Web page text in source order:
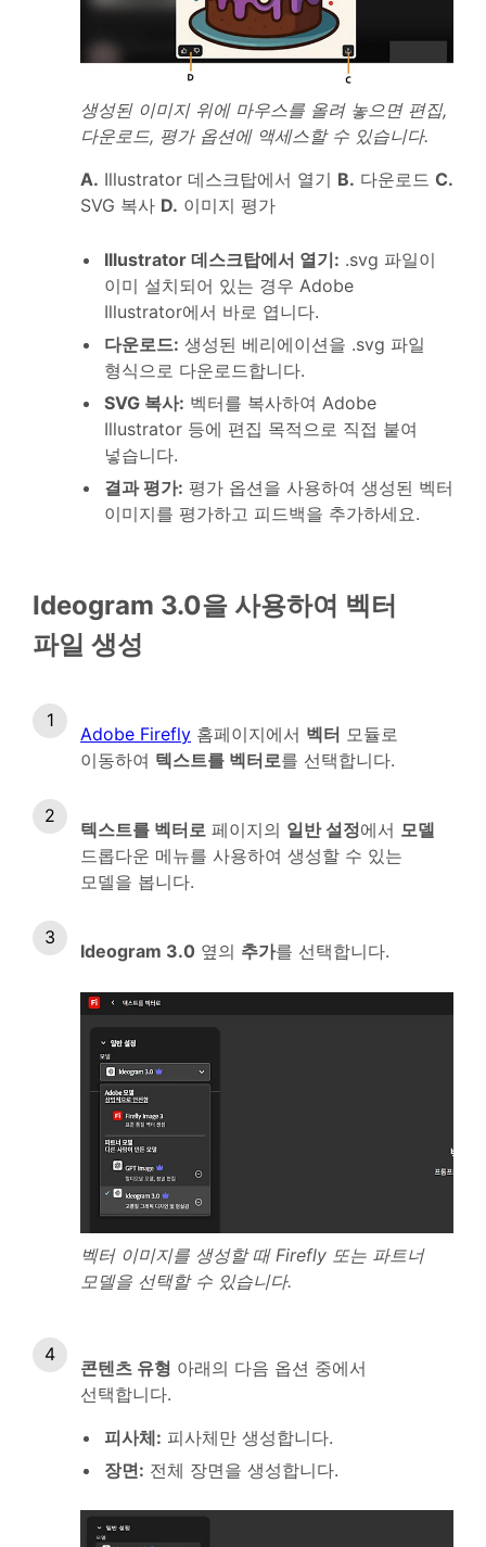
생성된 이미지 위에 마우스를 올려 놓으면 편집,
다운로드, 평가 옵션에 액세스할 수 있습니다.
A. Illustrator 데스크탑에서 열기 B. 다운로드 C.
SVG 복사 D. 이미지 평가
Illustrator 데스크탑에서 열기: .svg 파일이
이미 설치되어 있는 경우 Adobe
Illustrator에서 바로 엽니다.
다운로드: 생성된 베리에이션을 .svg 파일
형식으로 다운로드합니다.
SVG 복사: 벡터를 복사하여 Adobe
Illustrator 등에 편집 목적으로 직접 붙여
넣습니다.
결과 평가: 평가 옵션을 사용하여 생성된 벡터
이미지를 평가하고 피드백을 추가하세요.
Ideogram 3.0을 사용하여 벡터
파일 생성
Adobe Firefly 홈페이지에서 벡터 모듈로
이동하여 텍스트를 벡터로를 선택합니다.
텍스트를 벡터로 페이지의 일반 설정에서 모델
드롭다운 메뉴를 사용하여 생성할 수 있는
모델을 봅니다.
Ideogram 3.0 옆의 추가를 선택합니다.
벡터 이미지를 생성할 때 Firefly 또는 파트너
모델을 선택할 수 있습니다.
콘텐츠 유형 아래의 다음 옵션 중에서
선택합니다.
피사체: 피사체만 생성합니다.
장면: 전체 장면을 생성합니다.